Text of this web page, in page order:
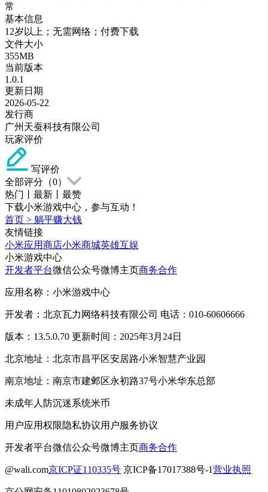
常
基本信息
12岁以上；无需网络；付费下载
文件大小
355MB
当前版本
1.0.1
更新日期
2026-05-22
发行商
广州天蚕科技有限公司
玩家评价
写评价
全部评分（0）
热门
最新
最赞
下载小米游戏中心，参与互动！
首页 > 躺平赚大钱
友情链接
小米应用商店小米商城英雄互娱
小米游戏中心
开发者平台微信公众号微博主页商务合作
应用名称：小米游戏中心
开发者：北京瓦力网络科技有限公司 电话：010-60606666
版本：13.5.0.70 更新时间：2025年3月24日
北京地址：北京市昌平区安居路小米智慧产业园
南京地址：南京市建邺区永初路37号小米华东总部
未成年人防沉迷系统米币
用户应用权限隐私协议用户服务协议
开发者平台微信公众号微博主页商务合作
@wali.com京ICP证110335号 京ICP备17017388号-1营业执照